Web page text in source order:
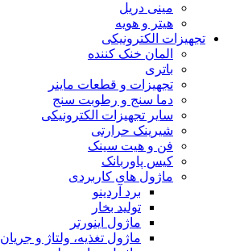
مینی دریل
هیتر و هویه
تجهیزات الکترونیکی
المان خنک کننده
باتری
تجهیزات و قطعات ماینر
دما سنج و رطوبت سنج
سایر تجهیزات الکترونیکی
شیرینک حرارتی
فن و هیت سینک
کیس پاوربانک
ماژول های کاربردی
برد آردینو
تولید بخار
ماژول اینورتر
ماژول تغذیه، ولتاژ و جریان